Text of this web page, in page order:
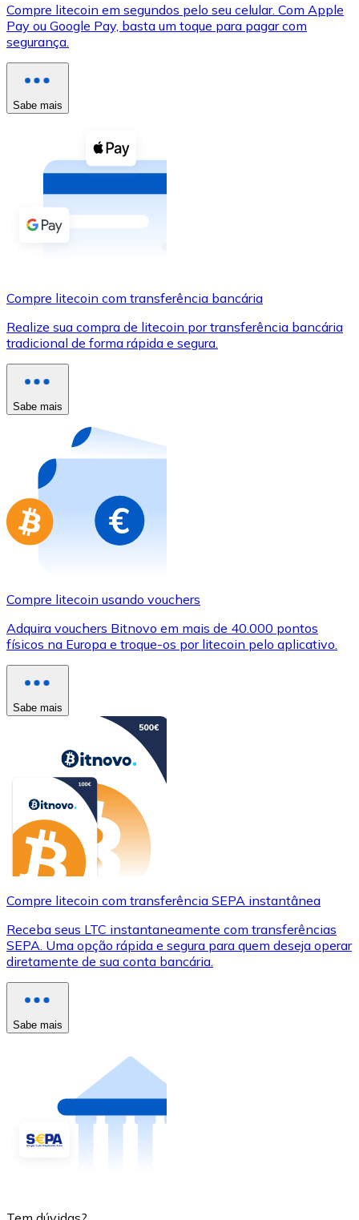
XRP
XRP
Ver tudo
Cupons cripto
Compre criptomoedas com dinheiro e outros
Comprar com dinheiro
Transferência SEPA
Use cartões Visa e Mastercard para comprar
Comprar com cartão
Compre cartões-presente das suas marcas favoritas
Ir para a loja de cartões-presente
Compre litecoin em segundos pelo seu celular. Com Apple
Pay ou Google Pay, basta um toque para pagar com
segurança.
Sabe mais
Compre litecoin com transferência bancária
Realize sua compra de litecoin por transferência bancária
tradicional de forma rápida e segura.
Sabe mais
Compre litecoin usando vouchers
Adquira vouchers Bitnovo em mais de 40.000 pontos
físicos na Europa e troque-os por litecoin pelo aplicativo.
Sabe mais
Compre litecoin com transferência SEPA instantânea
Receba seus LTC instantaneamente com transferências
SEPA. Uma opção rápida e segura para quem deseja operar
diretamente de sua conta bancária.
Sabe mais